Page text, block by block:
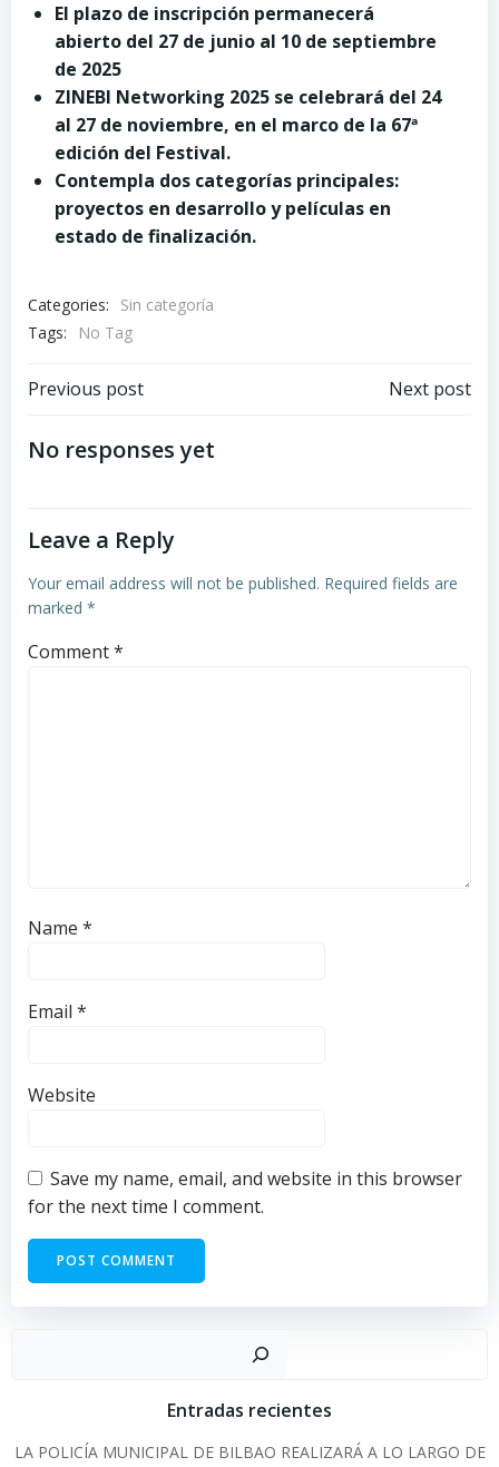
El plazo de inscripción permanecerá
abierto del 27 de junio al 10 de septiembre
de 2025
ZINEBI Networking 2025 se celebrará del 24
al 27 de noviembre, en el marco de la 67ª
edición del Festival.
Contempla dos categorías principales:
proyectos en desarrollo y películas en
estado de finalización.
Categories:
Sin categoría
Tags:
No Tag
Post
navigation
Previous post Next post
No responses yet
Leave a Reply
Your email address will not be published. Required fields are
marked *
Comment*
Name *
Email *
Website
Save my name, email, and website in this browser
for the next time I comment.
Entradas recientes
LA POLICÍA MUNICIPAL DE BILBAO REALIZARÁ A LO LARGO DE